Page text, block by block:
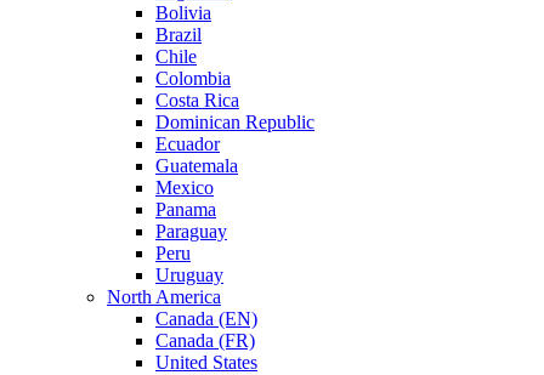
Bolivia
Brazil
Chile
Colombia
Costa Rica
Dominican Republic
Ecuador
Guatemala
Mexico
Panama
Paraguay
Peru
Uruguay
North America
Canada (EN)
Canada (FR)
United States